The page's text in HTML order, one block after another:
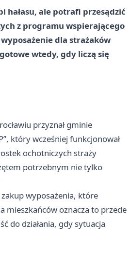
hałasu, ale potrafi przesądzić
z programu wspierającego
dla strażaków
wtedy, gdy liczą się
przyznał gminie
który wcześniej funkcjonował
ochotniczych straży
potrzebnym nie tylko
zakup wyposażenia, które
mieszkańców oznacza to przede
do działania, gdy sytuacja